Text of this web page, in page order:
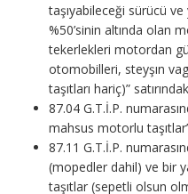
taşıyabileceği sürücü ve
%50’sinin altında olan
tekerlekleri motordan
otomobilleri, steyşın
taşıtları hariç)”
87.04 G.T.İ.P.
mahsus motorlu
87.11 G.T.İ.P.
(mopedler dahil) ve bir
taşıtlar (sepetli olsun